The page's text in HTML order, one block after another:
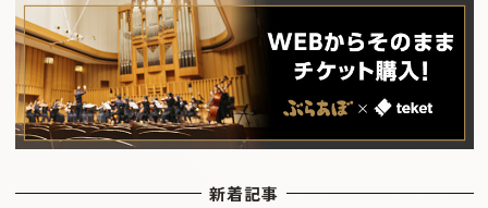
新着記事